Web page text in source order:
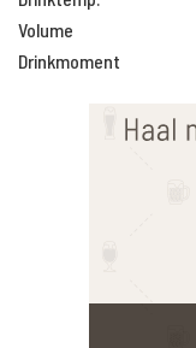
Volume
Drinkmoment